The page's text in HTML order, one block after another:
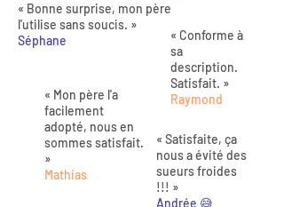
« Bonne surprise, mon père
l'utilise sans soucis. »
Séphane
« Mon père l'a
facilement
adopté, nous en
sommes satisfait.
»
Mathias
« Conforme à
sa
description.
Satisfait. »
Raymond
« Satisfaite, ça
nous a évité des
sueurs froides
!!! »
Andrée 😅